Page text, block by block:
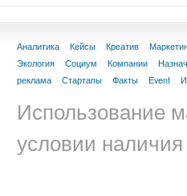
Аналитика Кейсы Креатив
Экология
Социум Компании
реклама
Стартапы Факты Event
Использование
условии